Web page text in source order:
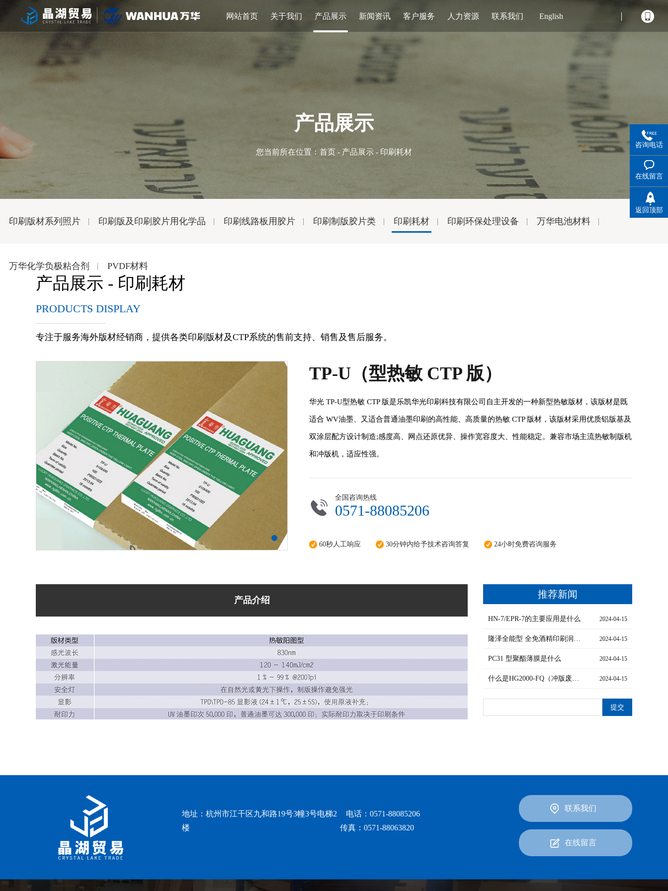
网站首页 关于我们 产品展示 新闻资讯 客户服务 人力资源 联系我们 English
产品展示
您当前所在位置： 首页 - 产品展示 - 印刷耗材
印刷版材系列照片 印刷版及印刷胶片用化学品 印刷线路板用胶片 印刷制版胶片类 印刷耗材 印刷环保处理设备 万华电池材料
万华化学负极粘合剂 PVDF材料
产品展示 - 印刷耗材
PRODUCTS DISPLAY
专注于服务海外版材经销商，提供各类印刷版材及CTP系统的售前支持、销售及售后服务。
TP-U（型热敏 CTP 版）
华光 TP-U型热敏 CTP 版是乐凯华光印刷科技有限公司自主开发的一种新型热敏版材，该版材是既
适合 WV油墨、又适合普通油墨印刷的高性能、高质量的热敏 CTP 版材，该版材采用优质铝版基及
双涂层配方设计制造;感度高、网点还原优异、操作宽容度大、性能稳定。兼容市场主流热敏制版机
和冲版机，适应性强。
全国咨询热线
0571-88085206
60秒人工响应 30分钟内给予技术咨询答复 24小时免费咨询服务
产品介绍
推荐新闻
HN-7/EPR-7的主要应用是什么 2024-04-15
隆泽全能型 全免酒精印刷润版液的特点是什么 2024-04-15
PC31 型聚酯薄膜是什么 2024-04-15
什么是HG2000-FQ（冲版废水“0”排放系统） 2024-04-15
地址：杭州市江干区九和路19号3幢3号电梯2
楼
电话：0571-88085206
传真：0571-88063820
联系我们
在线留言
咨询电话
在线留言
返回顶部